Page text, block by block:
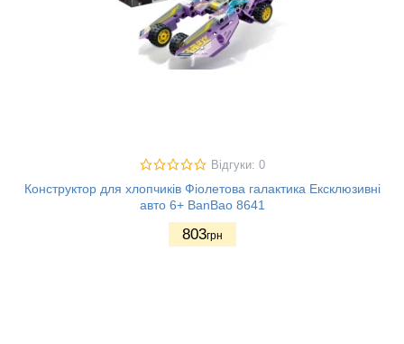
Відгуки: 0
Конструктор для хлопчиків Фіолетова галактика Ексклюзивні
авто 6+ BanBao 8641
803грн